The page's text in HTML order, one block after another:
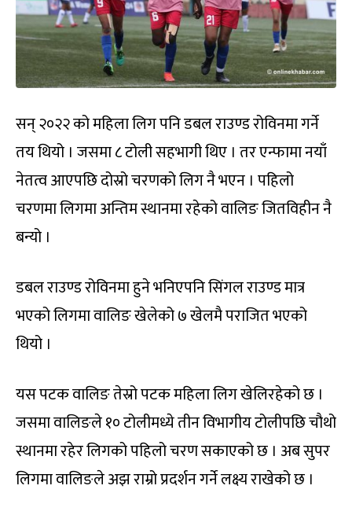
सन् २०२२ को महिला लिग पनि डबल राउण्ड रोविनमा गर्ने
तय थियो । जसमा ८ टोली सहभागी थिए । तर एन्फामा नयाँ
नेतत्व आएपछि दोस्रो चरणको लिग नै भएन । पहिलो
चरणमा लिगमा अन्तिम स्थानमा रहेको वालिङ जितविहीन नै
बन्यो ।
डबल राउण्ड रोविनमा हुने भनिएपनि सिंगल राउण्ड मात्र
भएको लिगमा वालिङ खेलेको ७ खेलमै पराजित भएको
थियो ।
यस पटक वालिङ तेस्रो पटक महिला लिग खेलिरहेको छ ।
जसमा वालिङले १० टोलीमध्ये तीन विभागीय टोलीपछि चौथो
स्थानमा रहेर लिगको पहिलो चरण सकाएको छ । अब सुपर
लिगमा वालिङले अझ राम्रो प्रदर्शन गर्ने लक्ष्य राखेको छ ।